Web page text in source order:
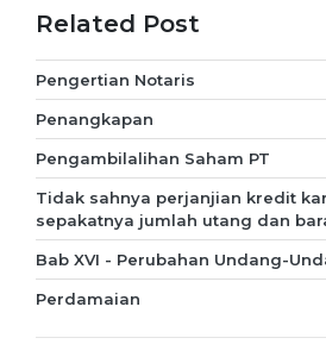
Related Post
Pengertian Notaris
Penangkapan
Pengambilalihan Saham PT
Tidak sahnya perjanjian kredit
sepakatnya jumlah utang dan
Bab XVI - Perubahan Undang-
Perdamaian